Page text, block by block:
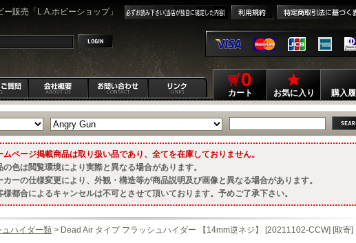
販売「L.A.ホビーショップ」
0
カート お気に入り 購入
ムページ掲載商品は取り扱い品であり、全てを在庫しておりません。
の色は閲覧環境により実際と異なる場合があります。
カーの仕様変更により、外観・構造等が商品説明及び画像と異なる場合があります。
様都合によるキャンセルは不可とさせて頂いております。予めご了承下さい。
ュハイダー類 > Dead Air タイプ フラッシュハイダー 【14mm逆ネジ】 [20211102-CCW] [取寄]